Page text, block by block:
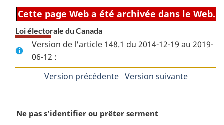
Cette page Web a été archivée dans le Web.
Loi électorale du Canada
Version de l'article 148.1 du 2014-12-19 au 2019-
06-12 :
Version précédentedeVersion suivantede
N
Ne pas s’identifier ou prêter serment